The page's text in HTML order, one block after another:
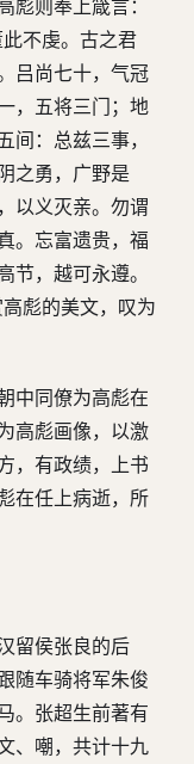
彪则奉上箴言：
不虔。古之君
吕尚七十，气冠
，五将三门；地
间：总兹三事，
之勇，广野是
以义灭亲。勿谓
。忘富遗贵，福
节，越可永遵。
彪的美文，叹为
中同僚为高彪在
高彪画像，以激
，有政绩，上书
在任上病逝，所
留侯张良的后
随车骑将军朱俊
。张超生前著有
、嘲，共计十九